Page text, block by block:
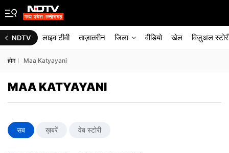
NDTV लाइव टीवी ताज़ातरीन जिला वीडियो खेल विज़ुअल
होम Maa Katyayani
MAA KATYAYANI
सब ख़बरें वेब स्टोरी